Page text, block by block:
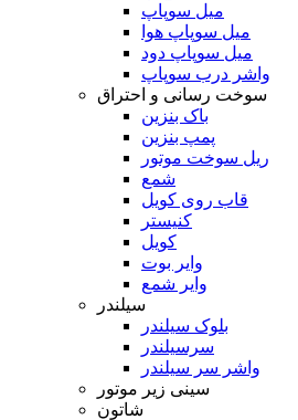
میل سوپاپ
میل سوپاپ هوا
میل سوپاپ دود
واشر درب سوپاپ
سوخت رسانی و احتراق
باک بنزین
پمپ بنزین
ریل سوخت موتور
شمع
قاب روی کویل
کنیستر
کویل
وایر بوت
وایر شمع
سیلندر
بلوک سیلندر
سرسیلندر
واشر سر سیلندر
سینی زیر موتور
شاتون